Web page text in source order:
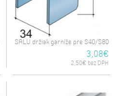
SALU držiak garníže pre S40/S80
3,08€
2,50€ bez DPH